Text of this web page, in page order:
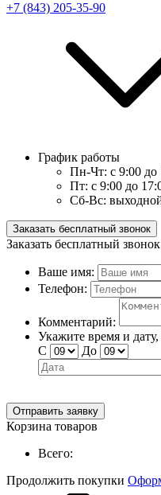
+7 (843) 205-35-90
График работы
Пн-Чт: с 9:00 до
Пт: с 9:00 до
Сб-Вс:
Заказать бесплатный звонок
Заказать бесплатный звонок
Ваше имя:
Телефон:
Комментарий:
Укажите время и
С
До
Отправить заявку
Корзина товаров
Всего:
Продолжить покупки